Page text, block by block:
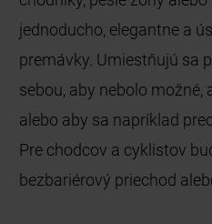
jednoducho, elegantne a
premávky. Umiestňujú sa
sebou, aby nebolo
alebo aby sa napríklad
Pre chodcov a cyklistov
bezbariérový priechod